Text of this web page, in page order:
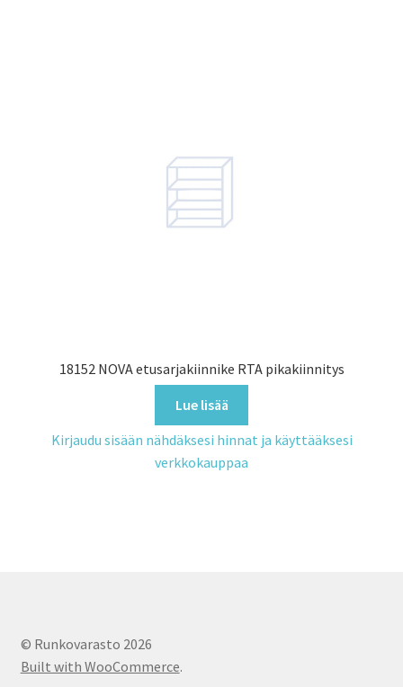
18152 NOVA etusarjakiinnike RTA pikakiinnitys
Lue lisää
Kirjaudu sisään nähdäksesi hinnat ja käyttääksesi
verkkokauppaa
© Runkovarasto 2026
Built with WooCommerce.